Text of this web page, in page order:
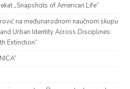
„Snapshots of American Life“
na međunarodnom naučnom skupu
Urban Identity Across Disciplines:
Extinction“